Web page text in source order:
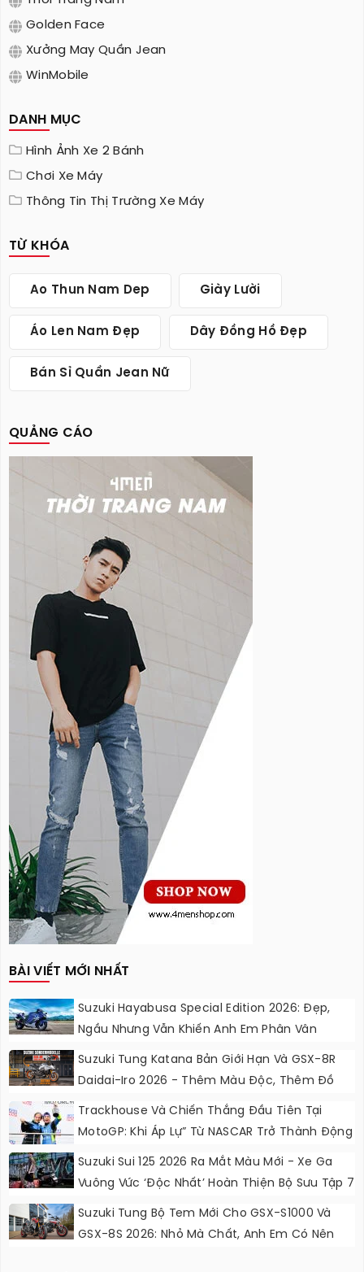
Golden Face
Xưởng May Quần Jean
WinMobile
DANH MỤC
Hình Ảnh Xe 2 Bánh
Chơi Xe Máy
Thông Tin Thị Trường Xe Máy
TỪ KHÓA
Ao Thun Nam Dep Giày Lười
Áo Len Nam Đẹp Dây Đồng Hồ Đẹp
Bán Sỉ Quần Jean Nữ
QUẢNG CÁO
BÀI VIẾT MỚI NHẤT
Suzuki Hayabusa Special Edition 2026: Đẹp,
Ngầu Nhưng Vẫn Khiến Anh Em Phân Vân
Suzuki Tung Katana Bản Giới Hạn Và GSX-8R
Daidai-Iro 2026 - Thêm Màu Độc, Thêm Đồ
Chơi, Thêm Cá Tính
Trackhouse Và Chiến Thắng Đầu Tiên Tại
MotoGP: Khi Áp Lự” Từ NASCAR Trở Thành Động
Suzuki Sui 125 2026 Ra Mắt Màu Mới - Xe Ga
Vuông Vức ‘độc Nhất’ Hoàn Thiện Bộ Sưu Tập 7
Suzuki Tung Bộ Tem Mới Cho GSX-S1000 Và
GSX-8S 2026: Nhỏ Mà Chất, Anh Em Có Nên